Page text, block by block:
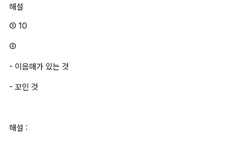
해설
① 10
②
- 이음매가 있는 것
- 꼬인 것
해설 :